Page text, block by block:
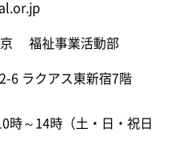
京 福祉事業活動部
6 ラクアス東新宿7階
～14時（土・日・祝日